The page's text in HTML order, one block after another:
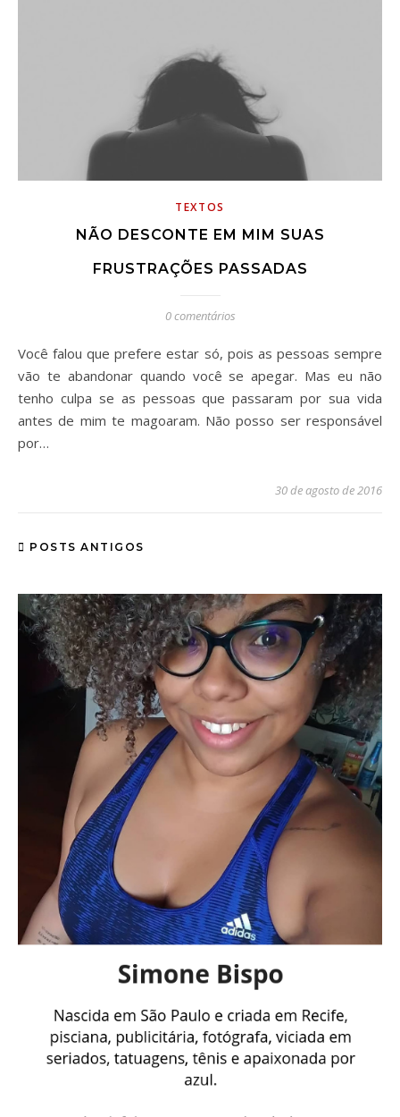
TEXTOS
NÃO DESCONTE EM MIM SUAS
FRUSTRAÇÕES PASSADAS
0 comentários
Você falou que prefere estar só, pois as pessoas sempre
vão te abandonar quando você se apegar. Mas eu não
tenho culpa se as pessoas que passaram por sua vida
antes de mim te magoaram. Não posso ser responsável
por…
30 de agosto de 2016
POSTS ANTIGOS